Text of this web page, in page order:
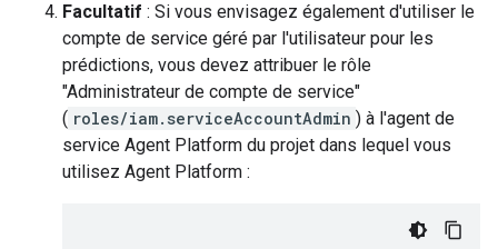
Facultatif : Si vous envisagez également d'utiliser le
compte de service géré par l'utilisateur pour les
prédictions, vous devez attribuer le rôle
"Administrateur de compte de service"
( roles/iam.serviceAccountAdmin ) à l'agent de
service Agent Platform du projet dans lequel vous
utilisez Agent Platform :